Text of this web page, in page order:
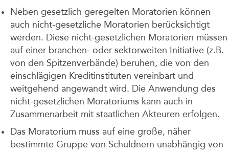
Neben gesetzlich geregelten Moratorien können
auch nicht-gesetzliche Moratorien berücksichtigt
werden. Diese nicht-gesetzlichen Moratorien müssen
auf einer branchen- oder sektorweiten Initiative (z.B.
von den Spitzenverbände) beruhen, die von den
einschlägigen Kreditinstituten vereinbart und
weitgehend angewandt wird. Die Anwendung des
nicht-gesetzlichen Moratoriums kann auch in
Zusammenarbeit mit staatlichen Akteuren erfolgen.
Das Moratorium muss auf eine große, näher
bestimmte Gruppe von Schuldnern unabhängig von